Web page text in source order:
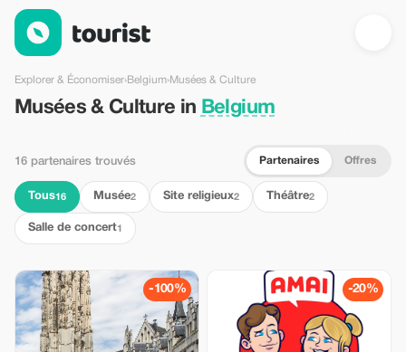
Musées & Culture en Belgium — Tourist
Explorer & Économiser›Belgium›Musées & Culture
Musées & Culture in Belgium
16 partenaires trouvés Partenaires Offres
Tous16 Musée2 Site religieux2 Théâtre2
Salle de concert1
-100% -20%